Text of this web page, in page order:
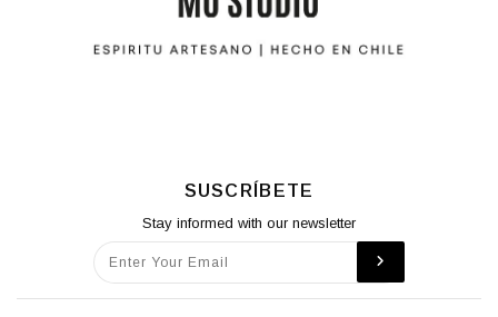
SUSCRÍBETE
Stay informed with our newsletter